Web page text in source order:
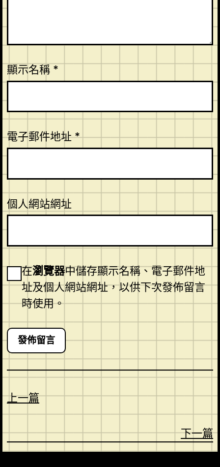
顯示名稱 *
電子郵件地址*
個人網站網址
在瀏覽器中儲存顯示名稱、電子郵件地
址及個人網站網址，以供下次發佈留言
時使用。
上一篇
下一篇